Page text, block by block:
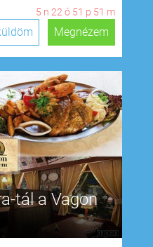
5 n 22ó 51 p 50 m
Megnézem
tál a Vagon